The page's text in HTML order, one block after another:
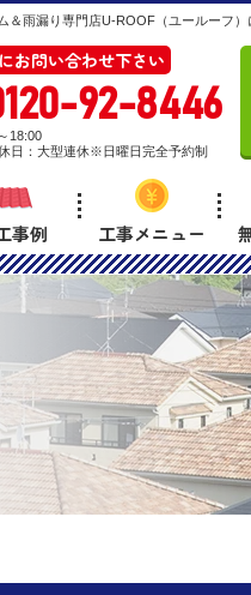
＆雨漏り専門店U-ROOF（ユールーフ）
お問い合わせ下さい
92-8446
18:00
日：大型連休※日曜日完全予約制
事例 工事メニュー